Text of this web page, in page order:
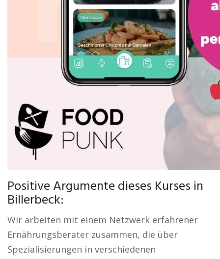
Positive Argumente dieses Kurses in
Billerbeck:
Wir arbeiten mit einem Netzwerk erfahrener
Ernährungsberater zusammen, die über
Spezialisierungen in verschiedenen